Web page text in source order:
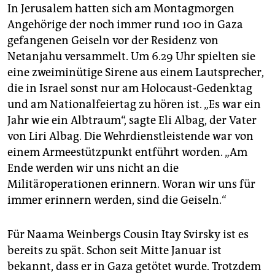
In Jerusalem hatten sich am Montagmorgen
Angehörige der noch immer rund 100 in Gaza
gefangenen Geiseln vor der Residenz von
Netanjahu versammelt. Um 6.29 Uhr spielten sie
eine zweiminütige Sirene aus einem Lautsprecher,
die in Israel sonst nur am Holocaust-Gedenktag
und am Nationalfeiertag zu hören ist. „Es war ein
Jahr wie ein Albtraum“, sagte Eli Albag, der Vater
von Liri Albag. Die Wehrdienstleistende war von
einem Armeestützpunkt entführt worden. „Am
Ende werden wir uns nicht an die
Militäroperationen erinnern. Woran wir uns für
immer erinnern werden, sind die Geiseln.“
Für Naama Weinbergs Cousin Itay Svirsky ist es
bereits zu spät. Schon seit Mitte Januar ist
bekannt, dass er in Gaza getötet wurde. Trotzdem